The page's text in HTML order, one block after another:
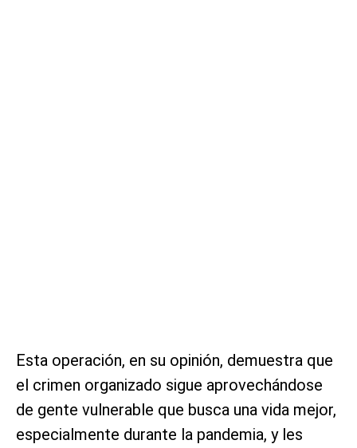
Esta operación, en su opinión, demuestra que
el crimen organizado sigue aprovechándose
de gente vulnerable que busca una vida mejor,
especialmente durante la pandemia, y les